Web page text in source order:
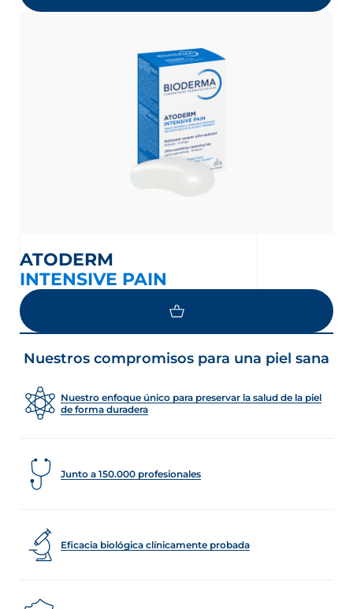
ATODERM
INTENSIVE PAIN
Nuestros compromisos para una piel sana
Nuestro enfoque único para preservar la salud de la piel
de forma duradera
Junto a 150.000 profesionales
Eficacia biológica clínicamente probada